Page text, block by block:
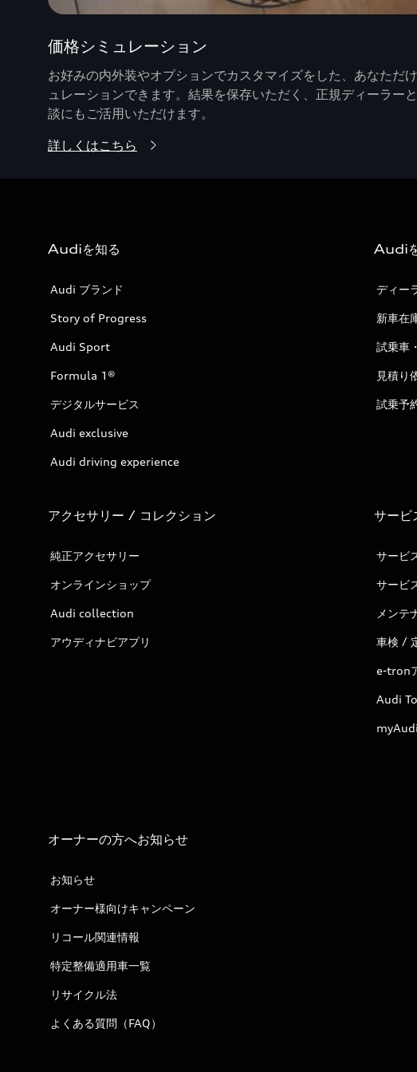
価格シミュレーション
お好みの内外装やオプションでカスタマイズをした、あなただ
ュレーションできます。結果を保存いただく、正規ディーラー
談にもご活用いただけます。
詳しくはこちら
Audiを知る
Audi ブランド
Story of Progress
Audi Sport
Formula 1®
デジタルサービス
Audi exclusive
Audi driving experience
Audi
ディー
新車在
試乗車
見積り
試乗予
アクセサリー / コレクション
純正アクセサリー
オンラインショップ
Audi collection
アウディナビアプリ
サービ
サービ
サービ
メンテ
車検 /
e-tron
Audi
myAudi
オーナーの方へお知らせ
お知らせ
オーナー様向けキャンペーン
リコール関連情報
特定整備適用車一覧
リサイクル法
よくある質問（FAQ）